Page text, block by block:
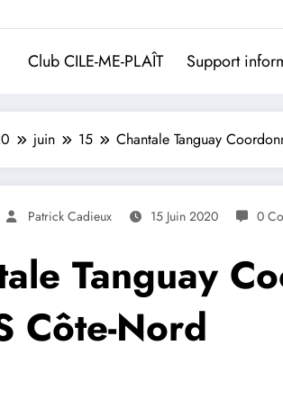
Club CILE-ME-PLAÎT Support
juin 15 Chantale Tanguay
Patrick Cadieux 15 Juin 2020 0
Tanguay
Côte-Nord